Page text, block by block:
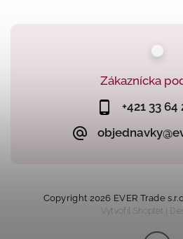
Zákaznícka
+421 33 64
Copyright 2026 EVER Trade
Vytvořil Shoptet |